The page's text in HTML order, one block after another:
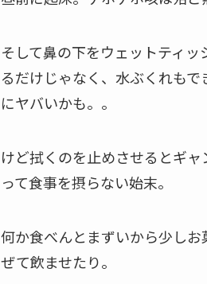
そして鼻の下をウェットティ
るだけじゃなく、水ぶくれも
にヤバいかも。。
けど拭くのを止めさせるとギ
って食事を摂らない始末。
何か食べんとまずいから少し
ぜて飲ませたり。